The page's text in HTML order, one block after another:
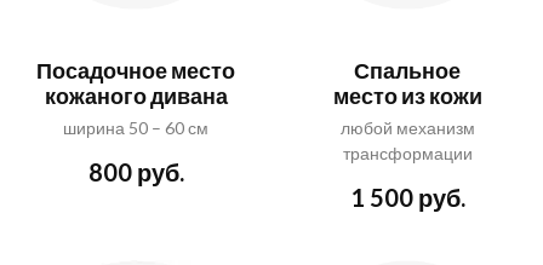
Посадочное место
кожаного дивана
ширина 50 – 60 см
800 руб.
Спальное
место из кожи
любой механизм
трансформации
1 500 руб.